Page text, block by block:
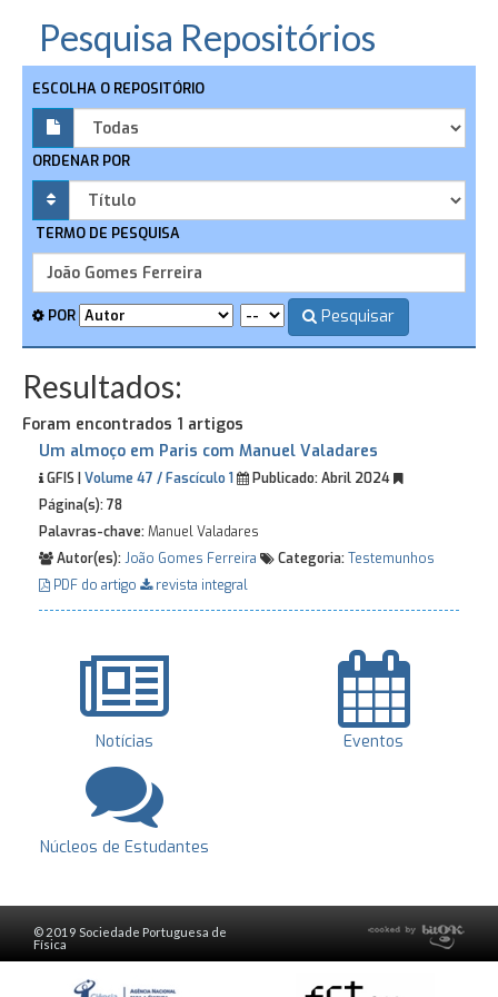
Pesquisa Repositórios
ESCOLHA O REPOSITÓRIO
ORDENAR POR
TERMO DE PESQUISA
POR Pesquisar
Resultados:
Foram encontrados 1 artigos
Um almoço em Paris com Manuel Valadares
GFIS | Volume 47 / Fascículo 1 Publicado:Abril 2024
Página(s):78
Palavras-chave:Manuel Valadares
Autor(es):João Gomes Ferreira Categoria:Testemunhos
PDF do artigo
revista integral
Notícias Eventos
Núcleos de Estudantes
© 2019 Sociedade Portuguesa de
Física